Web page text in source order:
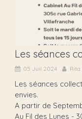
05 Juil 2024
Les séances
envies.
A partir de
Au Fil des Lunes -